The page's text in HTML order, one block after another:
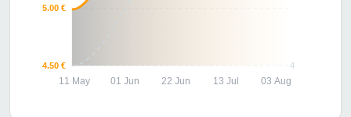
4
5.00 €
4.50 €
11 May 01 Jun 22 Jun 13 Jul 03 Aug